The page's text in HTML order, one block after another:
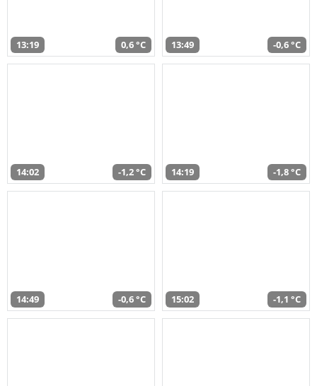
13:19 0,6 °C 13:49 -0,6 °C
14:02 -1,2 °C 14:19 -1,8 °C
14:49 -0,6 °C 15:02 -1,1 °C